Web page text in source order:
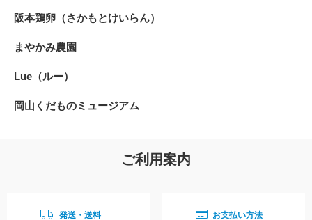
阪本鶏卵（さかもとけいらん）
まやかみ農園
Lue（ルー）
岡山くだものミュージアム
ご利用案内
発送・送料 お支払い方法